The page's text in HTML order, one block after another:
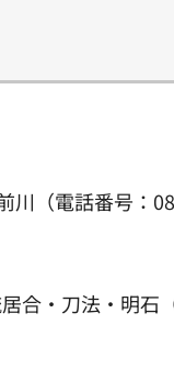
（電話番号：
・刀法・明石